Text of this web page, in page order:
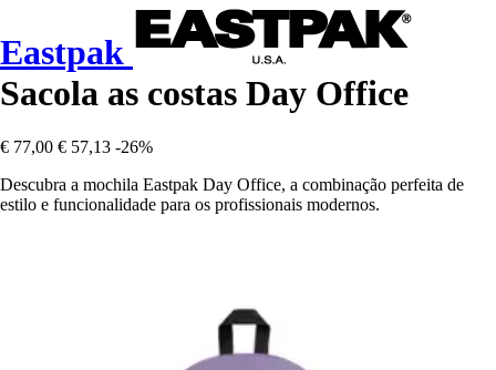
Eastpak
Sacola as costas Day Office
€ 77,00 € 57,13 -26%
Descubra a mochila Eastpak Day Office, a combinação perfeita de
estilo e funcionalidade para os profissionais modernos.